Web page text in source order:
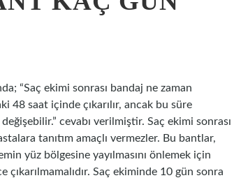
“Saç ekimi sonrası bandaj ne zaman
48 saat içinde çıkarılır, ancak bu süre
cevabı verilmiştir. Saç ekimi sonrası
tanıtım amaçlı vermezler. Bu bantlar,
yüz bölgesine yayılmasını önlemek için
Saç ekiminde 10 gün sonra